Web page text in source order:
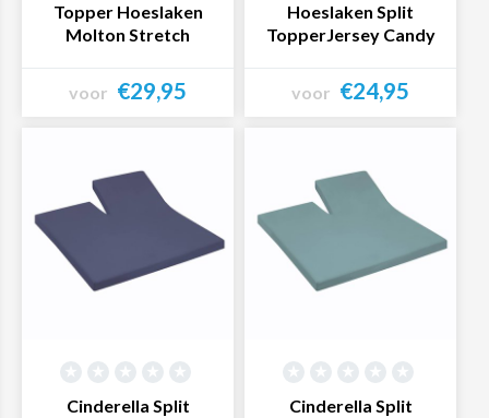
Topper Hoeslaken
Molton Stretch
voor €29,95
Hoeslaken Split
TopperJersey Candy
voor €24,95
Cinderella Split
Cinderella Split